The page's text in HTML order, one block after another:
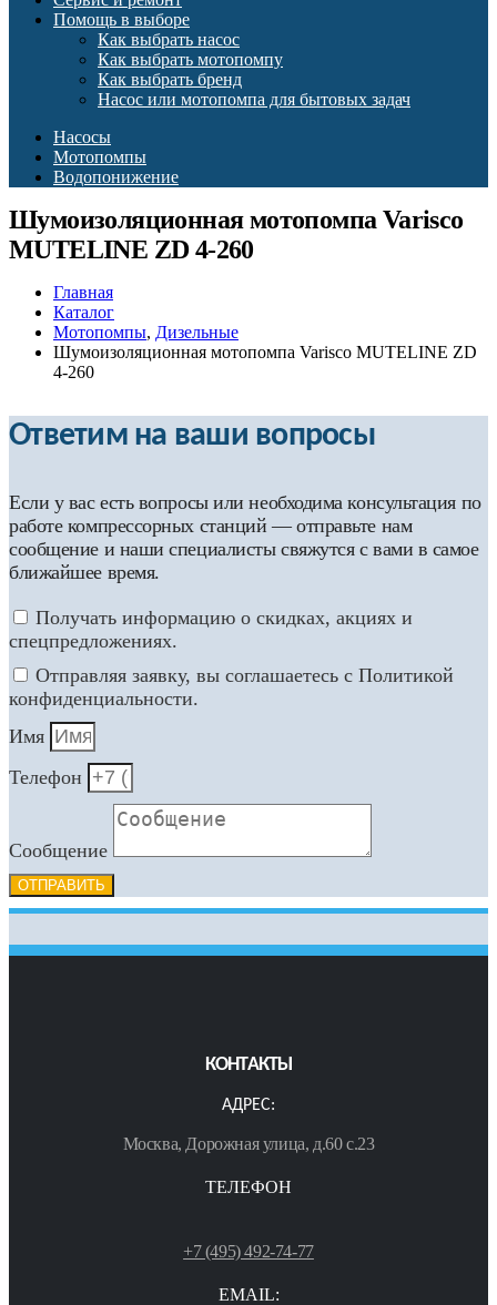
Помощь в выборе
Как выбрать насос
Как выбрать мотопомпу
Как выбрать бренд
Насос или мотопомпа для бытовых задач
Насосы
Мотопомпы
Водопонижение
Шумоизоляционная мотопомпа Varisco
MUTELINE ZD 4-260
Главная
Каталог
Мотопомпы, Дизельные
Шумоизоляционная мотопомпа Varisco MUTELINE ZD
4-260
Ответим на ваши вопросы
Если у вас есть вопросы или необходима консультация по
работе компрессорных станций — отправьте нам
сообщение и наши специалисты свяжутся с вами в самое
ближайшее время.
Получать информацию о скидках, акциях и
спецпредложениях.
Отправляя заявку, вы соглашаетесь с Политикой
конфиденциальности.
Имя
Телефон
Сообщение
ОТПРАВИТЬ
КОНТАКТЫ
АДРЕС:
Москва, Дорожная улица, д.60 с.23
ТЕЛЕФОН
+7 (495) 492-74-77
EMAIL: